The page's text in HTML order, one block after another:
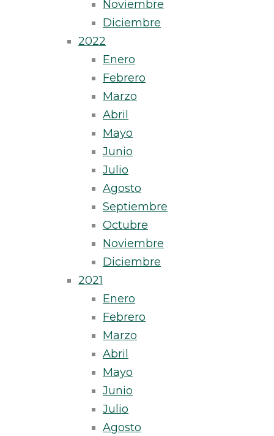
Noviembre
Diciembre
2022
Enero
Febrero
Marzo
Abril
Mayo
Junio
Julio
Agosto
Septiembre
Octubre
Noviembre
Diciembre
2021
Enero
Febrero
Marzo
Abril
Mayo
Junio
Julio
Agosto